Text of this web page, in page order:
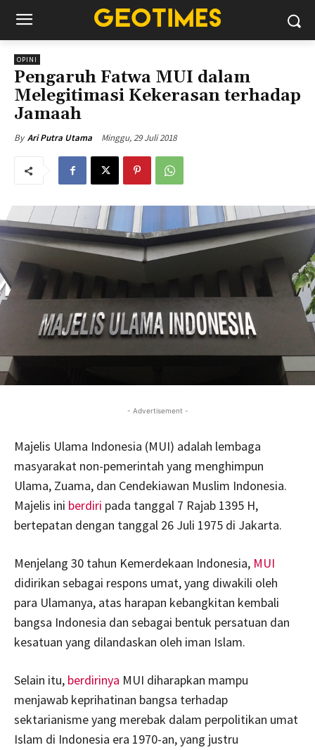
OPINI
Pengaruh Fatwa MUI dalam
Melegitimasi Kekerasan terhadap
Jamaah
By Ari Putra Utama Minggu, 29 Juli 2018
- Advertisement -
Majelis Ulama Indonesia (MUI) adalah lembaga
masyarakat non-pemerintah yang menghimpun
Ulama, Zuama, dan Cendekiawan Muslim Indonesia.
Majelis ini berdiri pada tanggal 7 Rajab 1395 H,
bertepatan dengan tanggal 26 Juli 1975 di Jakarta.
Menjelang 30 tahun Kemerdekaan Indonesia, MUI
didirikan sebagai respons umat, yang diwakili oleh
para Ulamanya, atas harapan kebangkitan kembali
bangsa Indonesia dan sebagai bentuk persatuan dan
kesatuan yang dilandaskan oleh iman Islam.
Selain itu, berdirinya MUI diharapkan mampu
menjawab keprihatinan bangsa terhadap
sektarianisme yang merebak dalam perpolitikan umat
Islam di Indonesia era 1970-an, yang justru